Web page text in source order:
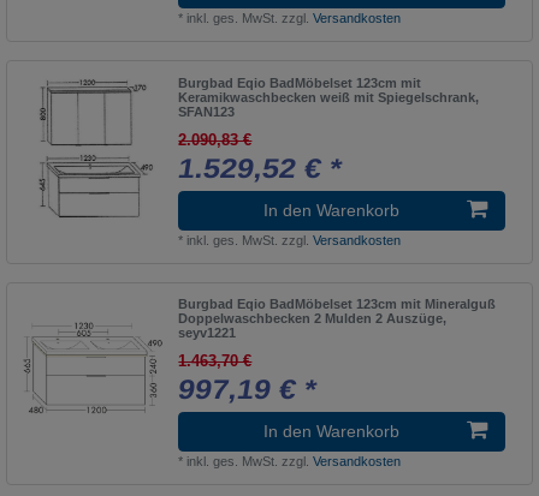
* inkl. ges. MwSt. zzgl.Versandkosten
Burgbad Eqio BadMöbelset 123cm mit
Keramikwaschbecken weiß mit Spiegelschrank,
SFAN123
2.090,83 €
1.529,52 € *
In den Warenkorb
* inkl. ges. MwSt. zzgl.Versandkosten
Burgbad Eqio BadMöbelset 123cm mit Mineralguß
Doppelwaschbecken 2 Mulden 2 Auszüge,
seyv1221
1.463,70 €
997,19 € *
In den Warenkorb
* inkl. ges. MwSt. zzgl.Versandkosten